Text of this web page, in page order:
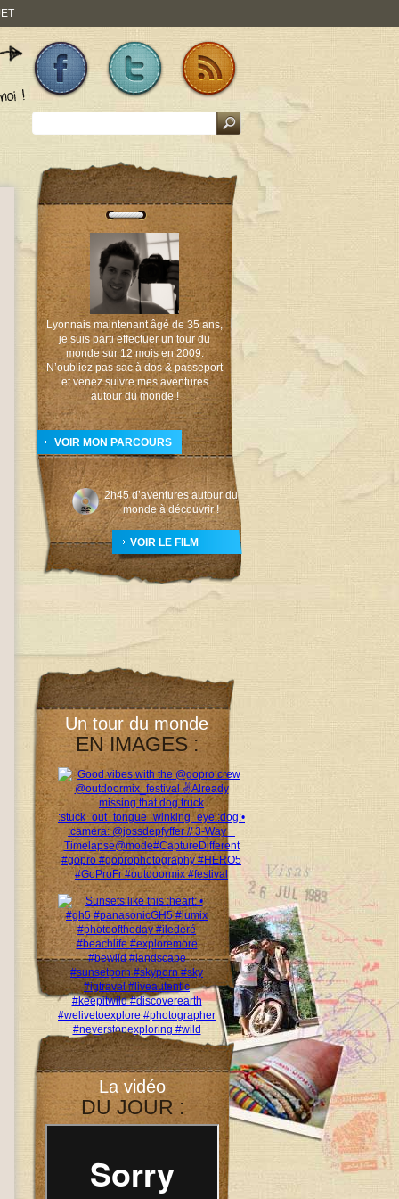
Lyonnais maintenant âgé de 35 ans,
je suis parti effectuer un tour du
monde sur 12 mois en 2009.
N’oubliez pas sac à dos & passeport
et venez suivre mes aventures
autour du monde !
VOIR MON PARCOURS
2h45 d’aventures autour du
monde à découvrir !
VOIR LE FILM
Un tour du monde
EN IMAGES :
La vidéo
DU JOUR :